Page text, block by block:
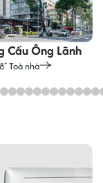
Cầu Ông Lãnh
+ Toà nhà